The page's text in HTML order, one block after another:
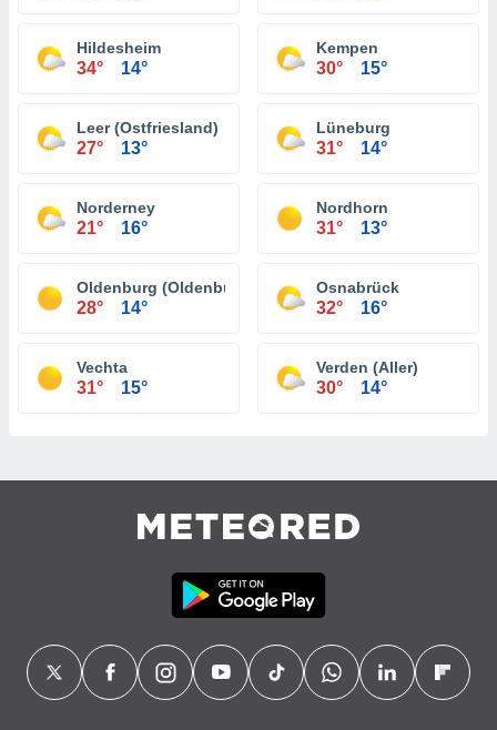
Hildesheim
34° 14°
Kempen
30° 15°
Leer (Ostfriesland)
27° 13°
Lüneburg
31° 14°
Norderney
21° 16°
Nordhorn
31° 13°
Oldenburg (Oldenburg)
28° 14°
Osnabrück
32° 16°
Vechta
31° 15°
Verden (Aller)
30° 14°